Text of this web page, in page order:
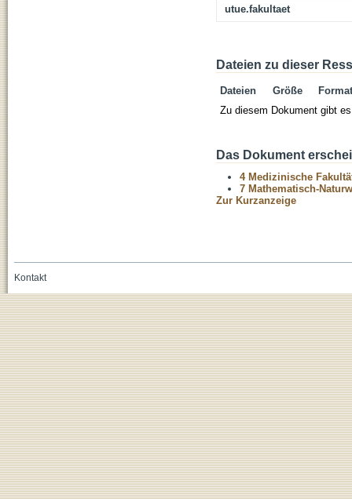
utue.fakultaet
Dateien zu dieser
Dateien Größe
Format
Zu diesem Dokument gibt
Das Dokument
4 Medizinische
7 Mathematisch-
Zur Kurzanzeige
Kontakt